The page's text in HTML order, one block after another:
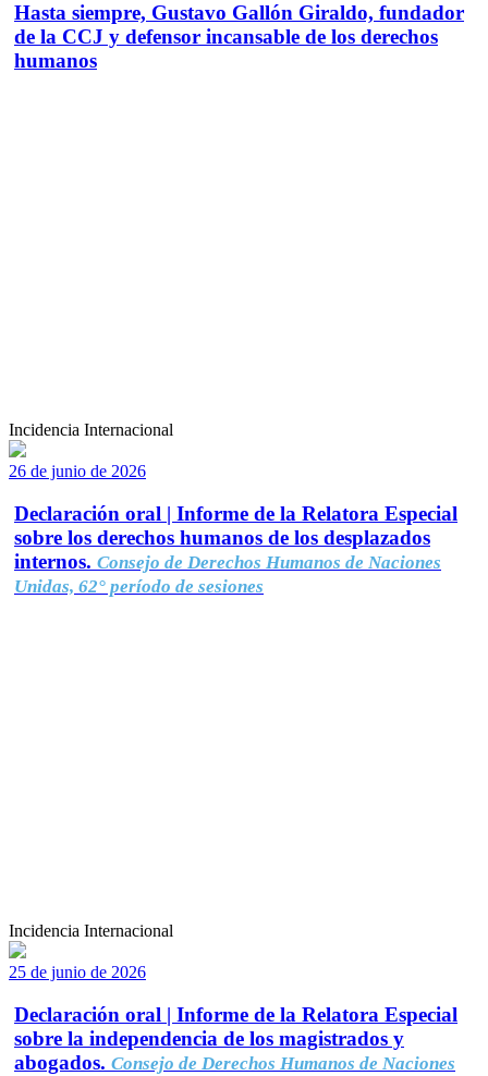
Hasta siempre, Gustavo Gallón Giraldo, fundador
de la CCJ y defensor incansable de los derechos
humanos
Incidencia Internacional
26 de junio de 2026
Declaración oral | Informe de la Relatora Especial
sobre los derechos humanos de los desplazados
internos. Consejo de Derechos Humanos de Naciones
Unidas, 62° período de sesiones
Incidencia Internacional
25 de junio de 2026
Declaración oral | Informe de la Relatora Especial
sobre la independencia de los magistrados y
abogados. Consejo de Derechos Humanos de Naciones